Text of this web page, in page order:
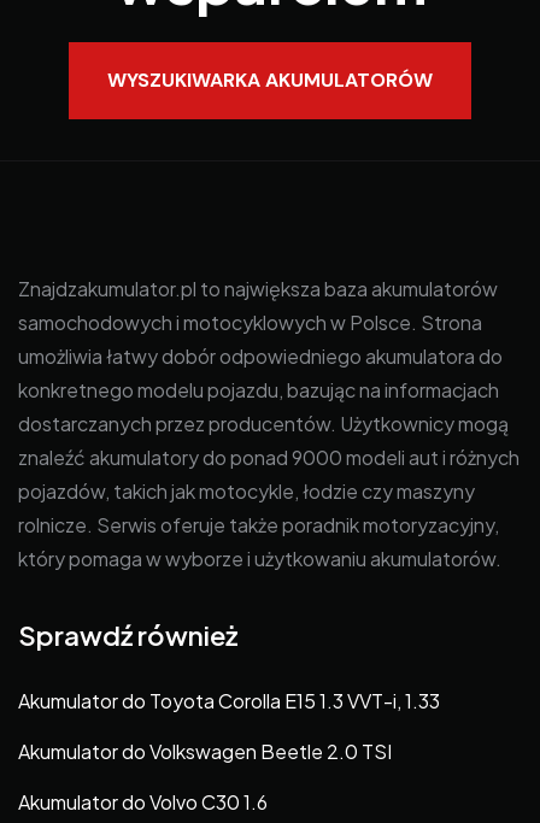
WYSZUKIWARKA AKUMULATORÓW
Znajdzakumulator.pl to największa baza akumulatorów
samochodowych i motocyklowych w Polsce. Strona
umożliwia łatwy dobór odpowiedniego akumulatora do
konkretnego modelu pojazdu, bazując na informacjach
dostarczanych przez producentów. Użytkownicy mogą
znaleźć akumulatory do ponad 9000 modeli aut i różnych
pojazdów, takich jak motocykle, łodzie czy maszyny
rolnicze. Serwis oferuje także poradnik motoryzacyjny,
który pomaga w wyborze i użytkowaniu akumulatorów.
Sprawdź również
Akumulator do Toyota Corolla E15 1.3 VVT-i, 1.33
Akumulator do Volkswagen Beetle 2.0 TSI
Akumulator do Volvo C30 1.6